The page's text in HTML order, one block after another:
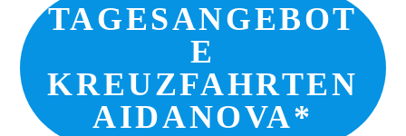
TAGESANGEBOT
E
KREUZFAHRTEN
AIDANOVA*